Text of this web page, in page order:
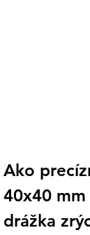
zrýchľuje
Univerzálna
rozmer je
Ako
40x40
drážka